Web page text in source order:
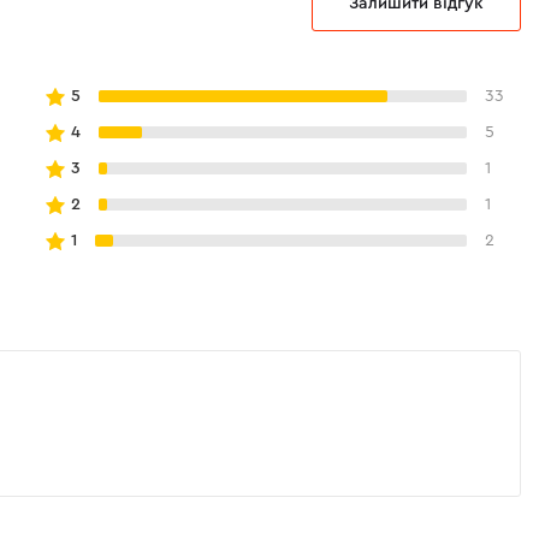
дозволять Вам впевнено утримувати
навіть при роботі запиленими або вологими
пручається механічному впливу
5 33
4 5
3 1
2 1
1 2